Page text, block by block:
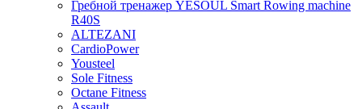
Гребной тренажер YESOUL Smart Rowing machine
R40S
ALTEZANI
CardioPower
Yousteel
Sole Fitness
Octane Fitness